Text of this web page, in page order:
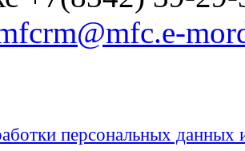
персональных